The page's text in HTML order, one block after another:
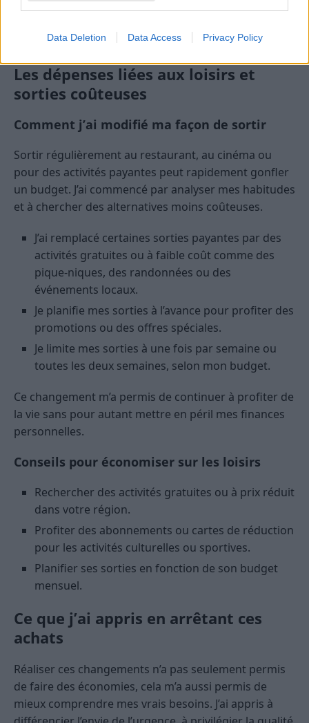
Data Deletion Data Access Privacy Policy
soldes ou de promotions.
de ses appareils actuels.
Les dépenses liées aux loisirs et
sorties coûteuses
Comment j’ai modifié ma façon de sortir
Sortir régulièrement au restaurant, au cinéma ou
pour des activités payantes peut rapidement gonfler
un budget. J’ai commencé par analyser mes habitudes
et à chercher des alternatives moins coûteuses.
J’ai remplacé certaines sorties payantes par des
activités gratuites ou à faible coût comme des
pique-niques, des randonnées ou des
événements locaux.
Je planifie mes sorties à l’avance pour profiter des
promotions ou des offres spéciales.
Je limite mes sorties à une fois par semaine ou
toutes les deux semaines, selon mon budget.
Ce changement m’a permis de continuer à profiter de
la vie sans pour autant mettre en péril mes finances
personnelles.
Conseils pour économiser sur les loisirs
Rechercher des activités gratuites ou à prix réduit
dans votre région.
Profiter des abonnements ou cartes de réduction
pour les activités culturelles ou sportives.
Planifier ses sorties en fonction de son budget
mensuel.
Ce que j’ai appris en arrêtant ces
achats
Réaliser ces changements n’a pas seulement permis
de faire des économies, cela m’a aussi permis de
mieux comprendre mes vrais besoins. J’ai appris à